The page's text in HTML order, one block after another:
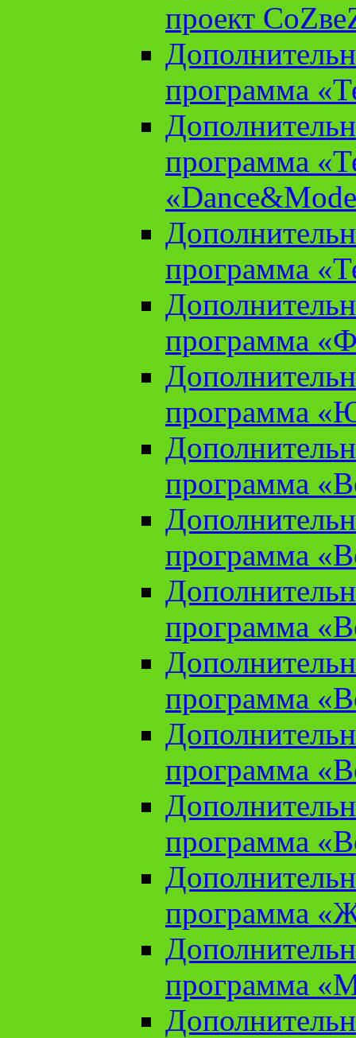
проект
программа
программа
программа
программа
программа
программа
программа
программа
программа
программа
программа
программа
программа